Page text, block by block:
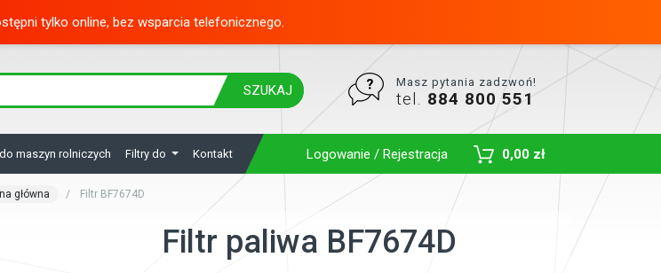
tylko online, bez wsparcia telefonicznego.
SZUKAJ
Masz pytania zadzwoń!
tel. 884 800 551
maszyn rolniczych Filtry do Kontakt Logowanie / Rejestracja 0,00 zł
główna Filtr BF7674D
Filtr paliwa BF7674D